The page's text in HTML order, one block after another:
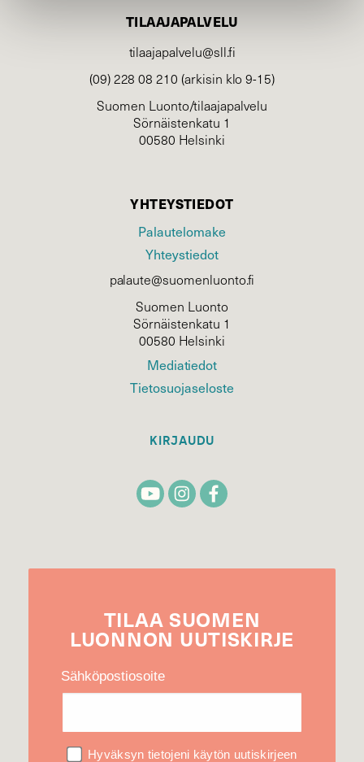
TILAAJAPALVELU
tilaajapalvelu@sll.fi
(09) 228 08 210 (arkisin klo 9-15)
Suomen Luonto/tilaajapalvelu
Sörnäistenkatu 1
00580 Helsinki
YHTEYSTIEDOT
Palautelomake
Yhteystiedot
palaute@suomenluonto.fi
Suomen Luonto
Sörnäistenkatu 1
00580 Helsinki
Mediatiedot
Tietosuojaseloste
KIRJAUDU
TILAA SUOMEN
LUONNON UUTIS­KIRJE
Sähköpostiosoite
Hyväksyn tietojeni käytön uutiskirjeen